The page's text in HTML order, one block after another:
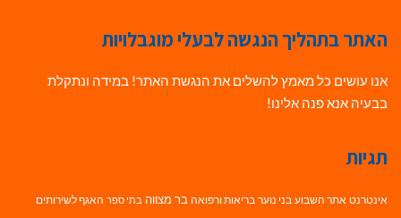
האתר בתהליך הנגשה לבעלי מוגבלויות
אנו עושים כל מאמץ להשלים את הנגשת האתר! במידה ונתקלת
בבעיה אנא פנה אלינו!
תגיות
אינטרנט אתר השבוע בני נוער בריאות ורפואה בר מצווה בתי ספר האגף לשירותים